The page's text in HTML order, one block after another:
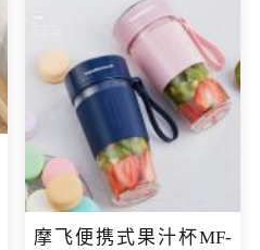
摩飞便携式果汁杯MF-